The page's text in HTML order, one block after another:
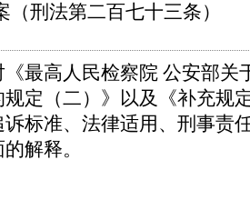
（刑法第二百七十三条）
《最高人民检察院 公安部关
定（二）》以及《补充规
标准、法律适用、刑事责
解释。